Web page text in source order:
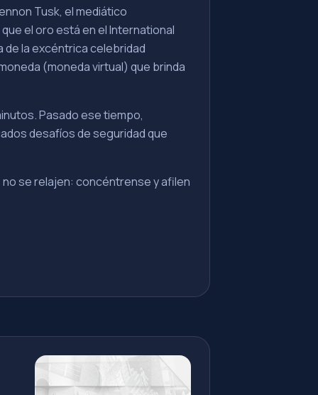
Tusk, el mediático
el oro está en el International
de la excéntrica celebridad
(moneda virtual) que brinda
Pasado ese tiempo,
desafíos de seguridad que
se relajen: concéntrense y afilen